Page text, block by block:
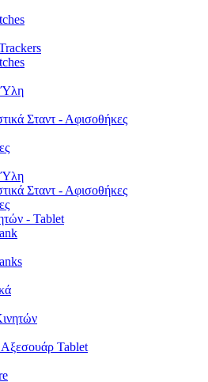
Ύλη
Σταντ - Αφισοθήκες
Ύλη
Σταντ - Αφισοθήκες
- Tablet
Tablet